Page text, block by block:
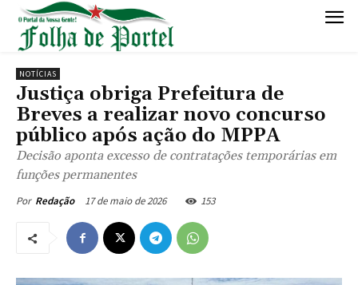
NOTÍCIAS
Justiça obriga Prefeitura de
Breves a realizar novo concurso
público após ação do MPPA
Decisão aponta excesso de contratações temporárias em
funções permanentes
Por Redação 17 de maio de 2026 153